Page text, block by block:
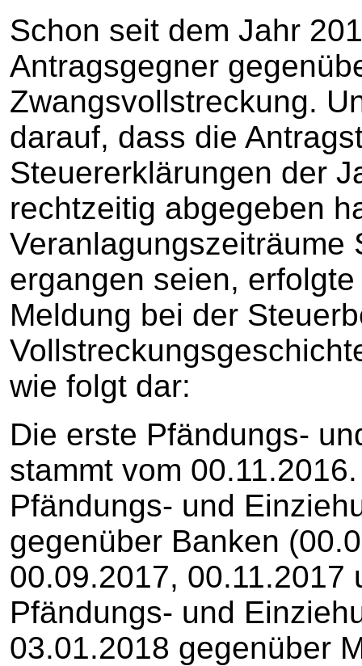
Schon seit dem Jahr
Antragsgegner
Zwangsvollstreckung.
darauf, dass die
Steuererklärungen der
rechtzeitig abgegeben
Veranlagungszeiträume
ergangen seien,
Meldung bei der
wie folgt dar:
Die erste Pfändungs-
stammt vom
Pfändungs- und
gegenüber Banken
00.09.2017, 00.11.2017
Pfändungs- und
03.01.2018 gegenüber